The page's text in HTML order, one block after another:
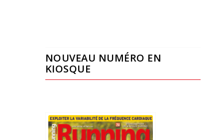
NOUVEAU NUMÉRO EN
KIOSQUE